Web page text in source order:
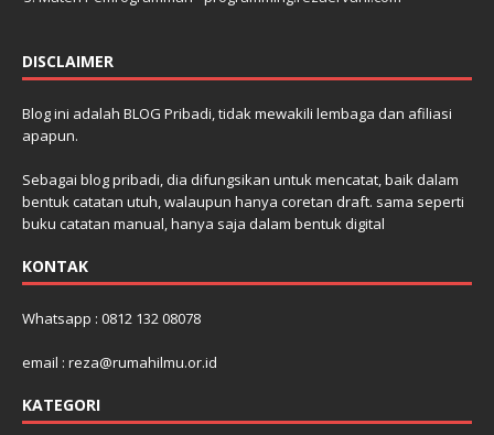
DISCLAIMER
Blog ini adalah BLOG Pribadi, tidak mewakili lembaga dan afiliasi
apapun.
Sebagai blog pribadi, dia difungsikan untuk mencatat, baik dalam
bentuk catatan utuh, walaupun hanya coretan draft. sama seperti
buku catatan manual, hanya saja dalam bentuk digital
KONTAK
Whatsapp : 0812 132 08078
email : reza@rumahilmu.or.id
KATEGORI